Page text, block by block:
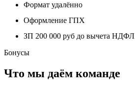
Формат удалённо
Оформление ГПХ
ЗП 200 000 руб до вычета НДФЛ
Бонусы
Что мы даём команде